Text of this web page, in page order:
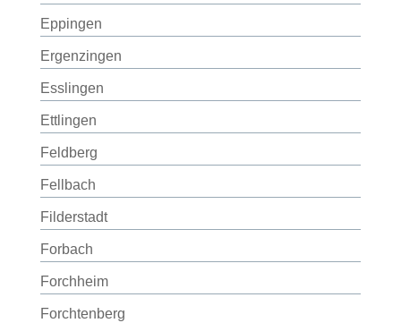
Eppingen
Ergenzingen
Esslingen
Ettlingen
Feldberg
Fellbach
Filderstadt
Forbach
Forchheim
Forchtenberg